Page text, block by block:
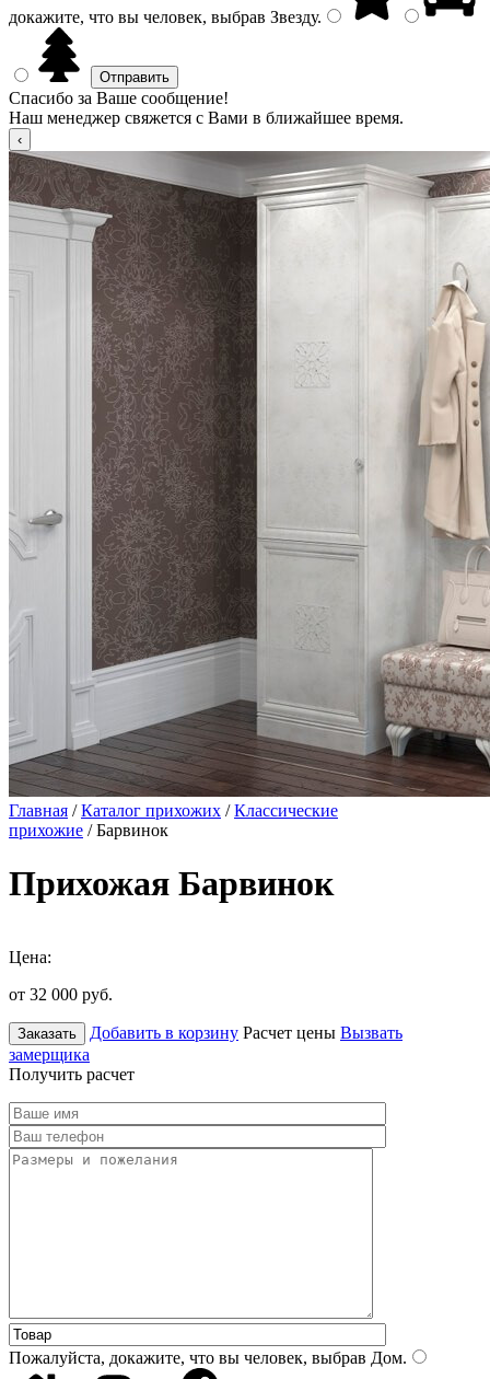
докажите, что вы человек, выбрав Звезду.
Спасибо за Ваше сообщение!
Наш менеджер свяжется с Вами в ближайшее время.
Главная /Каталог прихожих /Классические
прихожие / Барвинок
Прихожая Барвинок
Цена:
от 32 000 руб.
Заказать Добавить в корзину Расчет цены Вызвать
замерщика
Получить расчет
Пожалуйста, докажите, что вы человек, выбрав Дом.